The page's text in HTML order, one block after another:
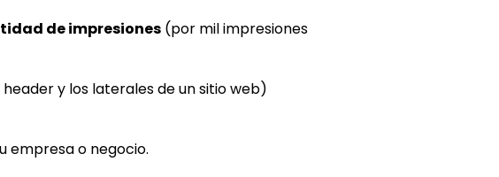
de impresiones(por mil impresiones
y los laterales de un sitio web)
empresa o negocio.